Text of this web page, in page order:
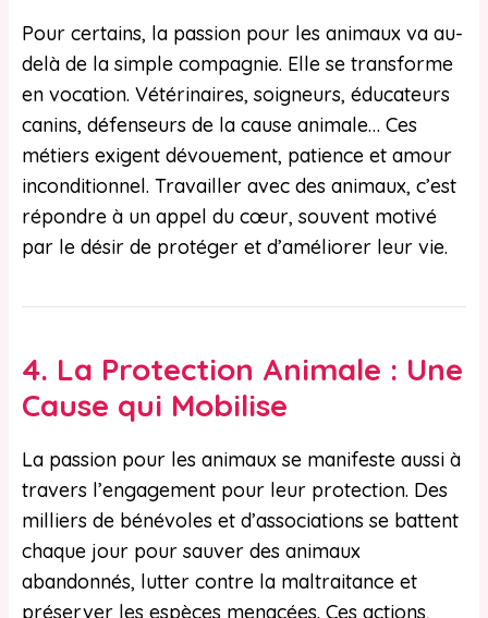
Pour certains, la passion pour les animaux va au-
delà de la simple compagnie. Elle se transforme
en vocation. Vétérinaires, soigneurs, éducateurs
canins, défenseurs de la cause animale… Ces
métiers exigent dévouement, patience et amour
inconditionnel. Travailler avec des animaux, c’est
répondre à un appel du cœur, souvent motivé
par le désir de protéger et d’améliorer leur vie.
4. La Protection Animale : Une
Cause qui Mobilise
La passion pour les animaux se manifeste aussi à
travers l’engagement pour leur protection. Des
milliers de bénévoles et d’associations se battent
chaque jour pour sauver des animaux
abandonnés, lutter contre la maltraitance et
préserver les espèces menacées. Ces actions,